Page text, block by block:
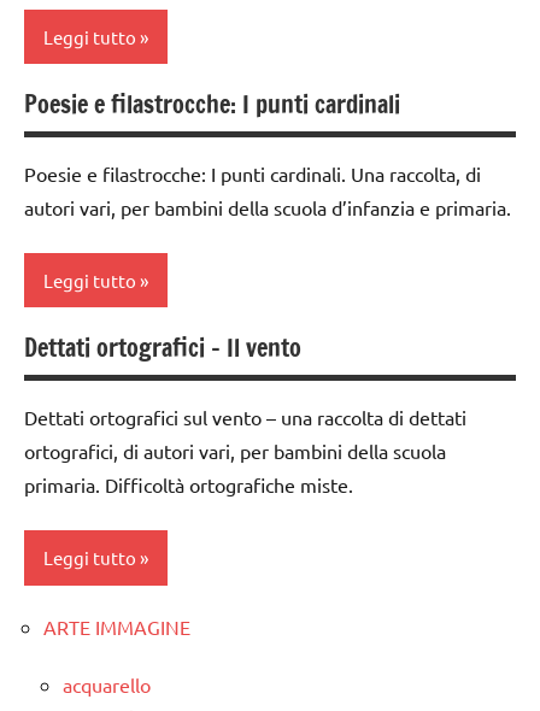
TUTTI GLI
ARTICOLI
STAGIONI
Terra
TUTTI GLI
ARGOMENTI
GEOGRAFIA
Inverno
LINGUAGGIO
poesie /
tempo
atmosferico
filastrocche
TUTTI GLI
ARGOMENTI
PER ETA'
Leggi tutto
dettati /
geografia
dettati
ortografici
GEOGRAFIA
LINGUAGGIO
Terra
ARTICOLI
Poesie e filastrocche: I punti cardinali
Poesie e filastrocche: I punti cardinali. Una raccolta, di
autori vari, per bambini della scuola d’infanzia e primaria.
Leggi tutto
classe
2a
classe
3a
LINGUAGGIO
geografia
filastrocche
Dettati ortografici – Il vento
Dettati ortografici sul vento – una raccolta di dettati
ortografici, di autori vari, per bambini della scuola
primaria. Difficoltà ortografiche miste.
Leggi tutto
classe
ARTE IMMAGINE
acquarello